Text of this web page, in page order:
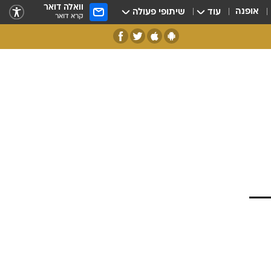
אופנה עוד שיתופי פעולה וואלה דואר
קרא דואר